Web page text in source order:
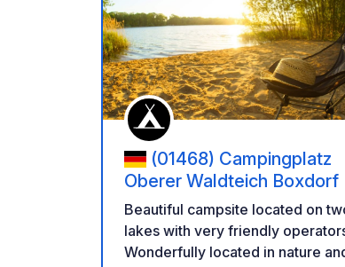
(01468) Campingplatz
Oberer Waldteich Boxdorf
Beautiful campsite located on
lakes with very friendly
Wonderfully located in nature